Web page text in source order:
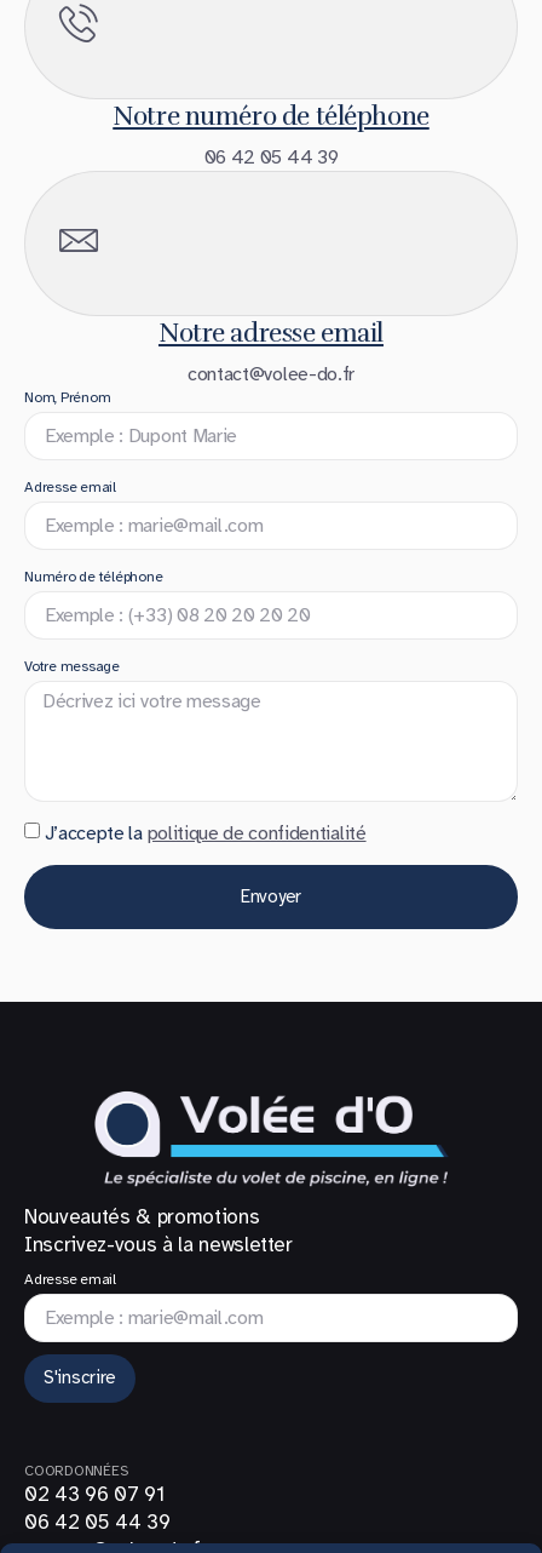
Nom, Prénom
Adresse email
Numéro de téléphone
Votre message
J’accepte la politique de confidentialité
Envoyer
Notre numéro de téléphone
06 42 05 44 39
Notre adresse email
contact@volee-do.fr
Nouveautés & promotions
Inscrivez-vous à la newsletter
Adresse email
S'inscrire
COORDONNÉES
02 43 96 07 91
06 42 05 44 39